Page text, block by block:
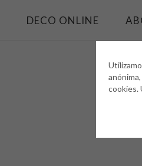
cookies.
DECO ONLINE